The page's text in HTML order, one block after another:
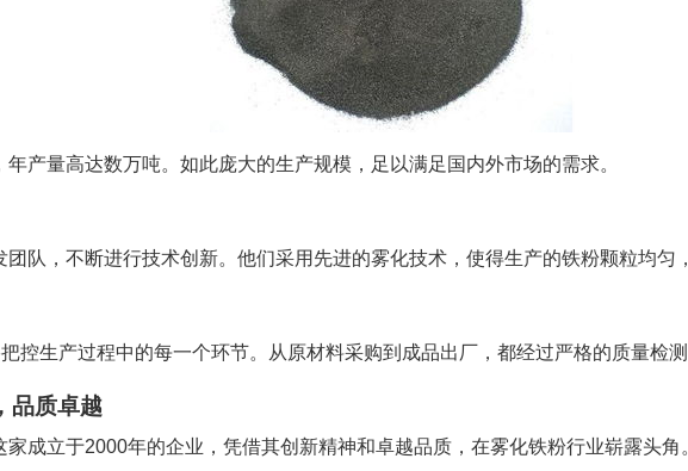
产量高达数万吨。如此庞大的生产规模，足以满足国内外市场的需求。
队，不断进行技术创新。他们采用先进的雾化技术，使得生产的铁粉颗粒均匀
控生产过程中的每一个环节。从原材料采购到成品出厂，都经过严格的质量检
品质卓越
成立于2000年的企业，凭借其创新精神和卓越品质，在雾化铁粉行业崭露头角